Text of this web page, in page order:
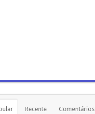
Recente Comentários